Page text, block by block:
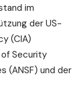
im
der US-
(CIA)
Security
(ANSF) und der